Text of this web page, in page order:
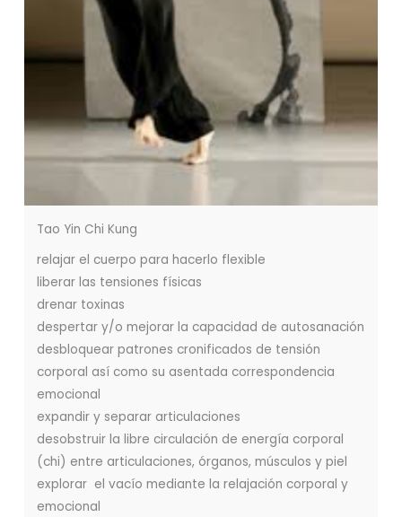
Tao Yin Chi Kung
relajar el cuerpo para hacerlo flexible
liberar las tensiones físicas
drenar toxinas
despertar y/o mejorar la capacidad de autosanación
desbloquear patrones cronificados de tensión
corporal así como su asentada correspondencia
emocional
expandir y separar articulaciones
desobstruir la libre circulación de energía corporal
(chi) entre articulaciones, órganos, músculos y piel
explorar el vacío mediante la relajación corporal y
emocional